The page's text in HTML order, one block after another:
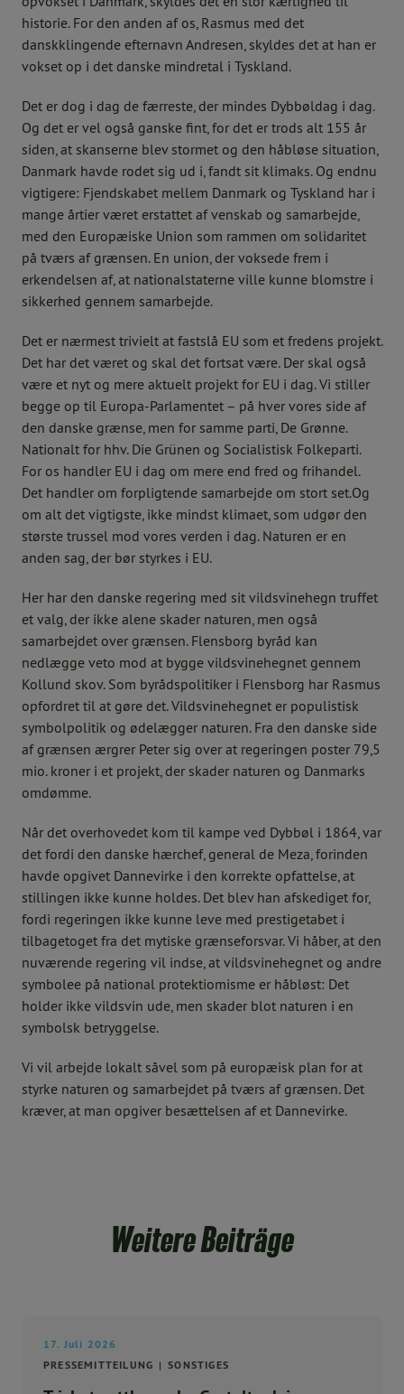
historie. For den anden af os, Rasmus med det
danskklingende efternavn Andresen, skyldes det at han er
vokset op i det danske mindretal i Tyskland.
Det er dog i dag de færreste, der mindes Dybbøldag i dag.
Og det er vel også ganske fint, for det er trods alt 155 år
siden, at skanserne blev stormet og den håbløse situation,
Danmark havde rodet sig ud i, fandt sit klimaks. Og endnu
vigtigere: Fjendskabet mellem Danmark og Tyskland har i
mange årtier været erstattet af venskab og samarbejde,
med den Europæiske Union som rammen om solidaritet
på tværs af grænsen. En union, der voksede frem i
erkendelsen af, at nationalstaterne ville kunne blomstre i
sikkerhed gennem samarbejde.
Det er nærmest trivielt at fastslå EU som et fredens projekt.
Det har det været og skal det fortsat være. Der skal også
være et nyt og mere aktuelt projekt for EU i dag. Vi stiller
begge op til Europa-Parlamentet – på hver vores side af
den danske grænse, men for samme parti, De Grønne.
Nationalt for hhv. Die Grünen og Socialistisk Folkeparti.
For os handler EU i dag om mere end fred og frihandel.
Det handler om forpligtende samarbejde om stort set.Og
om alt det vigtigste, ikke mindst klimaet, som udgør den
største trussel mod vores verden i dag. Naturen er en
anden sag, der bør styrkes i EU.
Her har den danske regering med sit vildsvinehegn truffet
et valg, der ikke alene skader naturen, men også
samarbejdet over grænsen. Flensborg byråd kan
nedlægge veto mod at bygge vildsvinehegnet gennem
Kollund skov. Som byrådspolitiker i Flensborg har Rasmus
opfordret til at gøre det. Vildsvinehegnet er populistisk
symbolpolitik og ødelægger naturen. Fra den danske side
af grænsen ærgrer Peter sig over at regeringen poster 79,5
mio. kroner i et projekt, der skader naturen og Danmarks
omdømme.
Når det overhovedet kom til kampe ved Dybbøl i 1864, var
det fordi den danske hærchef, general de Meza, forinden
havde opgivet Dannevirke i den korrekte opfattelse, at
stillingen ikke kunne holdes. Det blev han afskediget for,
fordi regeringen ikke kunne leve med prestigetabet i
tilbagetoget fra det mytiske grænseforsvar. Vi håber, at den
nuværende regering vil indse, at vildsvinehegnet og andre
symbolee på national protektiomisme er håbløst: Det
holder ikke vildsvin ude, men skader blot naturen i en
symbolsk betryggelse.
Vi vil arbejde lokalt såvel som på europæisk plan for at
styrke naturen og samarbejdet på tværs af grænsen. Det
kræver, at man opgiver besættelsen af et Dannevirke.
Weitere Beiträge
17. Juli 2026
PRESSEMITTEILUNG
SONSTIGES